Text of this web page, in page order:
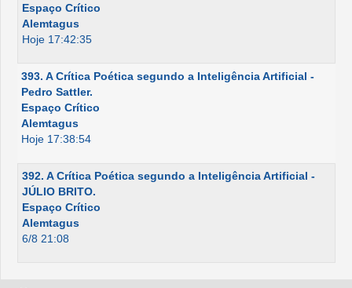
Espaço Crítico
Alemtagus
Hoje 17:42:35
393. A Crítica Poética segundo a Inteligência Artificial -
Pedro Sattler.
Espaço Crítico
Alemtagus
Hoje 17:38:54
392. A Crítica Poética segundo a Inteligência Artificial -
JÚLIO BRITO.
Espaço Crítico
Alemtagus
6/8 21:08